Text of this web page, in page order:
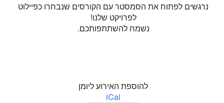
נרגשים לפתוח את הסמסטר עם הקורסים שנבחרו כפיילוט
לפרויקט שלנו!
נשמח להשתתפותכם.
להוספת האירוע ליומן
iCal